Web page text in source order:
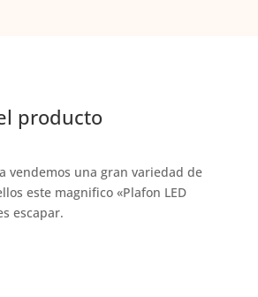
producto
vendemos una gran variedad de
este magnifico «Plafon LED
escapar.